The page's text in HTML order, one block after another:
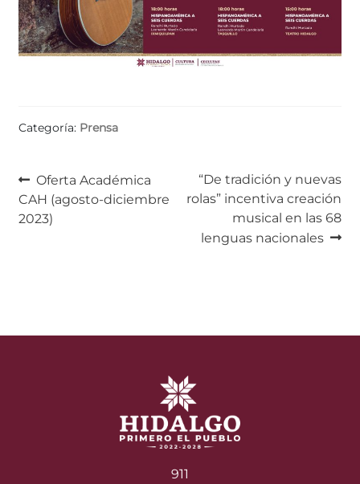
Categoría: Prensa
Navegación
de
Anterior:
Oferta Académica
CAH (agosto-diciembre
2023)
Siguiente:
“De tradición y nuevas
rolas” incentiva creación
musical en las 68
lenguas nacionales
911